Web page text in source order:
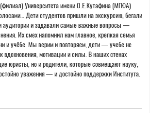
(филиал) Университета имени О.Е.Кутафина (МГЮА)
Дети студентов пришли на экскурсию, бегали
аудитории и задавали самые важные вопросы —
Их смех напомнил нам главное, крепкая семья
и учёбе. Мы верим и повторяем, дети — учебе не
мотивации и силы. В наших стенах
юристы, но и родители, которые совмещают науку,
уважения — и достойно поддержки Института.